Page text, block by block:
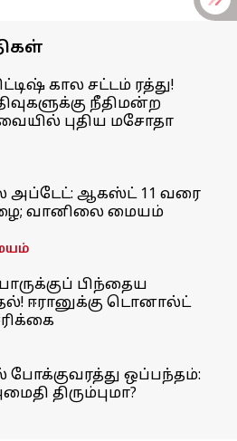
கால சட்டம் ரத்து!
நீதிமன்ற
புதிய மசோதா
அப்டேட்: ஆகஸ்ட் 11 வரை
வானிலை மையம்
பிந்தைய
ஈரானுக்கு டொனால்ட்
ஒப்பந்தம்:
திரும்புமா?